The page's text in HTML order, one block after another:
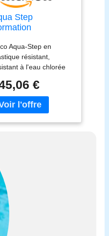
Step
l'Eau Sport
Aqua-Step en
résistant,
à l'eau chlorée
€